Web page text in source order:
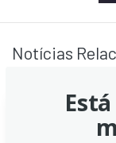
Notícias